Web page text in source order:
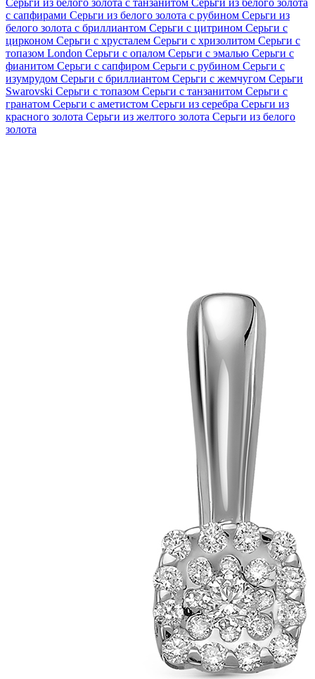
с сапфирами Серьги из белого золота с рубином Серьги из
белого золота с бриллиантом Серьги с цитрином Серьги с
цирконом Серьги с хрусталем Серьги с хризолитом Серьги с
топазом London Серьги с опалом Серьги с эмалью Серьги с
фианитом Серьги с сапфиром Серьги с рубином Серьги с
изумрудом Серьги с бриллиантом Серьги с жемчугом Серьги
Swarovski Серьги с топазом Серьги с танзанитом Серьги с
гранатом Серьги с аметистом Серьги из серебра Серьги из
красного золота Серьги из желтого золота Серьги из белого
золота